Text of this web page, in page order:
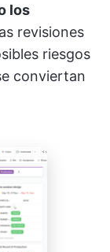
los
revisiones
riesgos
conviertan